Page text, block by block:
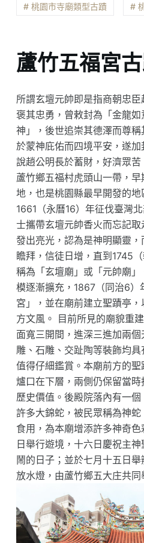
# 桃園市寺廟類型古蹟 #
蘆竹五福宮
所謂玄壇元帥即是指商朝忠
褒其忠勇，曾敕封為「金龍
神」，後世追崇其德澤而尊
於蒙神庇佑而四境平安，遂
說趙公明長於蓄財，好濟眾苦
蘆竹鄉五福村虎頭山一帶，
地，也是桃園縣最早開發的
1661（永曆16）年征伐臺灣
士攜帶玄壇元帥香火而忘記
發出亮光，認為是神明顯靈
瞻拜，信徒日增，直到1745
稱為「玄壇廟」或「元帥廟
模逐漸擴充，1867（同治6）
宮」，並在廟前建立聖蹟亭
方文風。 目前所見的廟貌重
面寬三開間，進深三進加兩
雕、石雕、交趾陶等裝飾均具
值得仔細鑑賞。本廟前方的聖
爐口在下層，兩側仍保留當
歷史價值。後殿院落內有一
許多大錦蛇，被民眾稱為神
食用，為本廟增添許多神奇
日舉行遊境，十六日慶祝主
鬧的日子；並於七月十五日
放水燈，由蘆竹鄉五大庄共同